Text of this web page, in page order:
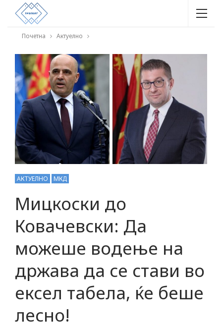
Почетна Актуелно
АКТУЕЛНО МКД
Мицкоски до
Ковачевски: Да
можеше водење на
држава да се стави во
ексел табела, ќе беше
лесно!